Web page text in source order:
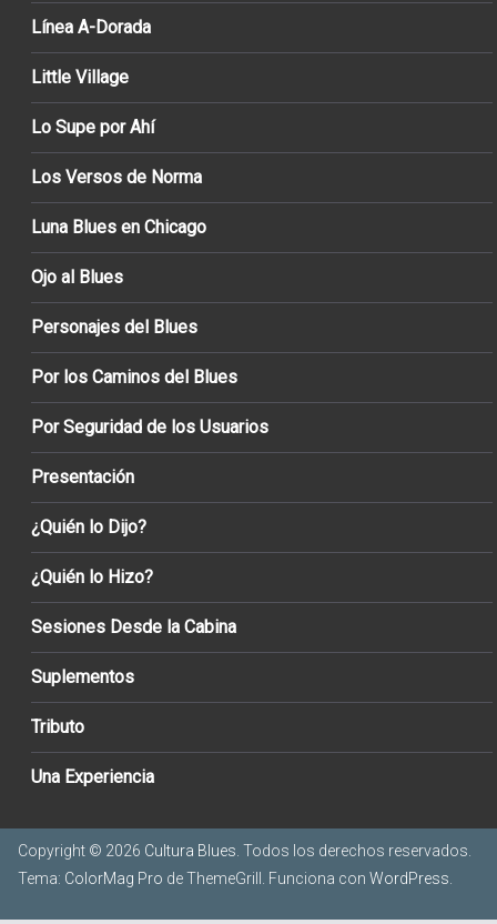
Línea A-Dorada
Little Village
Lo Supe por Ahí
Los Versos de Norma
Luna Blues en Chicago
Ojo al Blues
Personajes del Blues
Por los Caminos del Blues
Por Seguridad de los Usuarios
Presentación
¿Quién lo Dijo?
¿Quién lo Hizo?
Sesiones Desde la Cabina
Suplementos
Tributo
Una Experiencia
Copyright © 2026 Cultura Blues . Todos los derechos reservados.
Tema: ColorMag Pro de ThemeGrill. Funciona con WordPress